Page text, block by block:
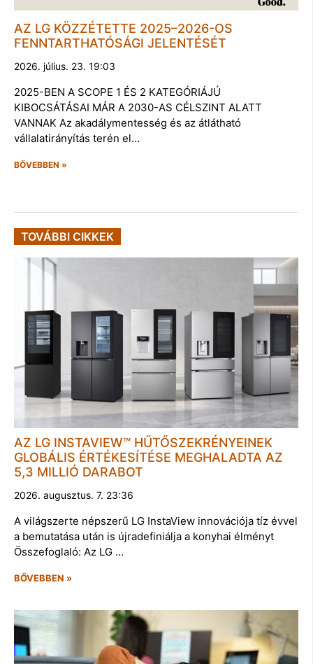
AZ LG KÖZZÉTETTE 2025–2026-OS
FENNTARTHATÓSÁGI JELENTÉSÉT
2026. július. 23. 19:03
2025-BEN A SCOPE 1 ÉS 2 KATEGÓRIÁJÚ
KIBOCSÁTÁSAI MÁR A 2030-AS CÉLSZINT ALATT
VANNAK Az akadálymentesség és az átlátható
vállalatirányítás terén el…
BŐVEBBEN »
TOVÁBBI CIKKEK
AZ LG INSTAVIEW™ HŰTŐSZEKRÉNYEINEK
GLOBÁLIS ÉRTÉKESÍTÉSE MEGHALADTA AZ
5,3 MILLIÓ DARABOT
2026. augusztus. 7. 23:36
A világszerte népszerű LG InstaView innovációja tíz évvel
a bemutatása után is újradefiniálja a konyhai élményt
Összefoglaló: Az LG …
BŐVEBBEN »